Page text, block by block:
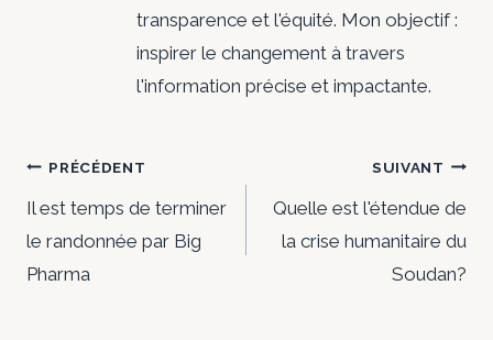
transparence et l'équité. Mon objectif :
inspirer le changement à travers
l'information précise et impactante.
Navigation
de
l’article
PRÉCÉDENT
Il est temps de terminer
le randonnée par Big
Pharma
SUIVANT
Quelle est l'étendue de
la crise humanitaire du
Soudan?